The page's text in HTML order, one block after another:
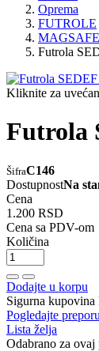
Oprema
FUTROLE
MAGSAFE
Futrola
Kliknite za
Futrola
ŠifraC146
DostupnostNa
Cena
1.200 RSD
Cena sa PDV-om
Količina
Dodajte u korpu
Sigurna kupovina
Pogledajte
Lista želja
Odabrano za ovaj